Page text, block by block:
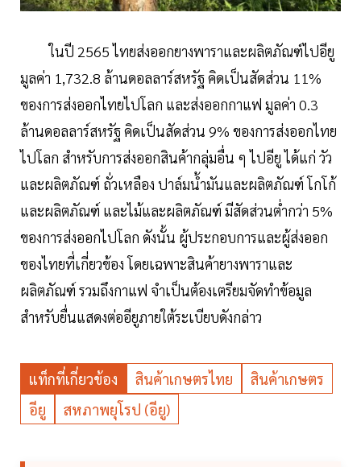
ในปี 2565 ไทยส่งออกยางพาราและผลิตภัณฑ์ไปอียู
มูลค่า 1,732.8 ล้านดอลลาร์สหรัฐ คิดเป็นสัดส่วน 11%
ของการส่งออกไทยไปโลก และส่งออกกาแฟ มูลค่า 0.3
ล้านดอลลาร์สหรัฐ คิดเป็นสัดส่วน 9% ของการส่งออกไทย
ไปโลก สำหรับการส่งออกสินค้ากลุ่มอื่น ๆ ไปอียู ได้แก่ วัว
และผลิตภัณฑ์ ถั่วเหลือง ปาล์มน้ำมันและผลิตภัณฑ์ โกโก้
และผลิตภัณฑ์ และไม้และผลิตภัณฑ์ มีสัดส่วนต่ำกว่า 5%
ของการส่งออกไปโลก ดังนั้น ผู้ประกอบการและผู้ส่งออก
ของไทยที่เกี่ยวข้อง โดยเฉพาะสินค้ายางพาราและ
ผลิตภัณฑ์ รวมถึงกาแฟ จำเป็นต้องเตรียมจัดทำข้อมูล
สำหรับยื่นแสดงต่ออียูภายใต้ระเบียบดังกล่าว
แท็กที่เกี่ยวข้อง สินค้าเกษตรไทย
สินค้าเกษตร
อียู
สหภาพยุโรป (อียู)